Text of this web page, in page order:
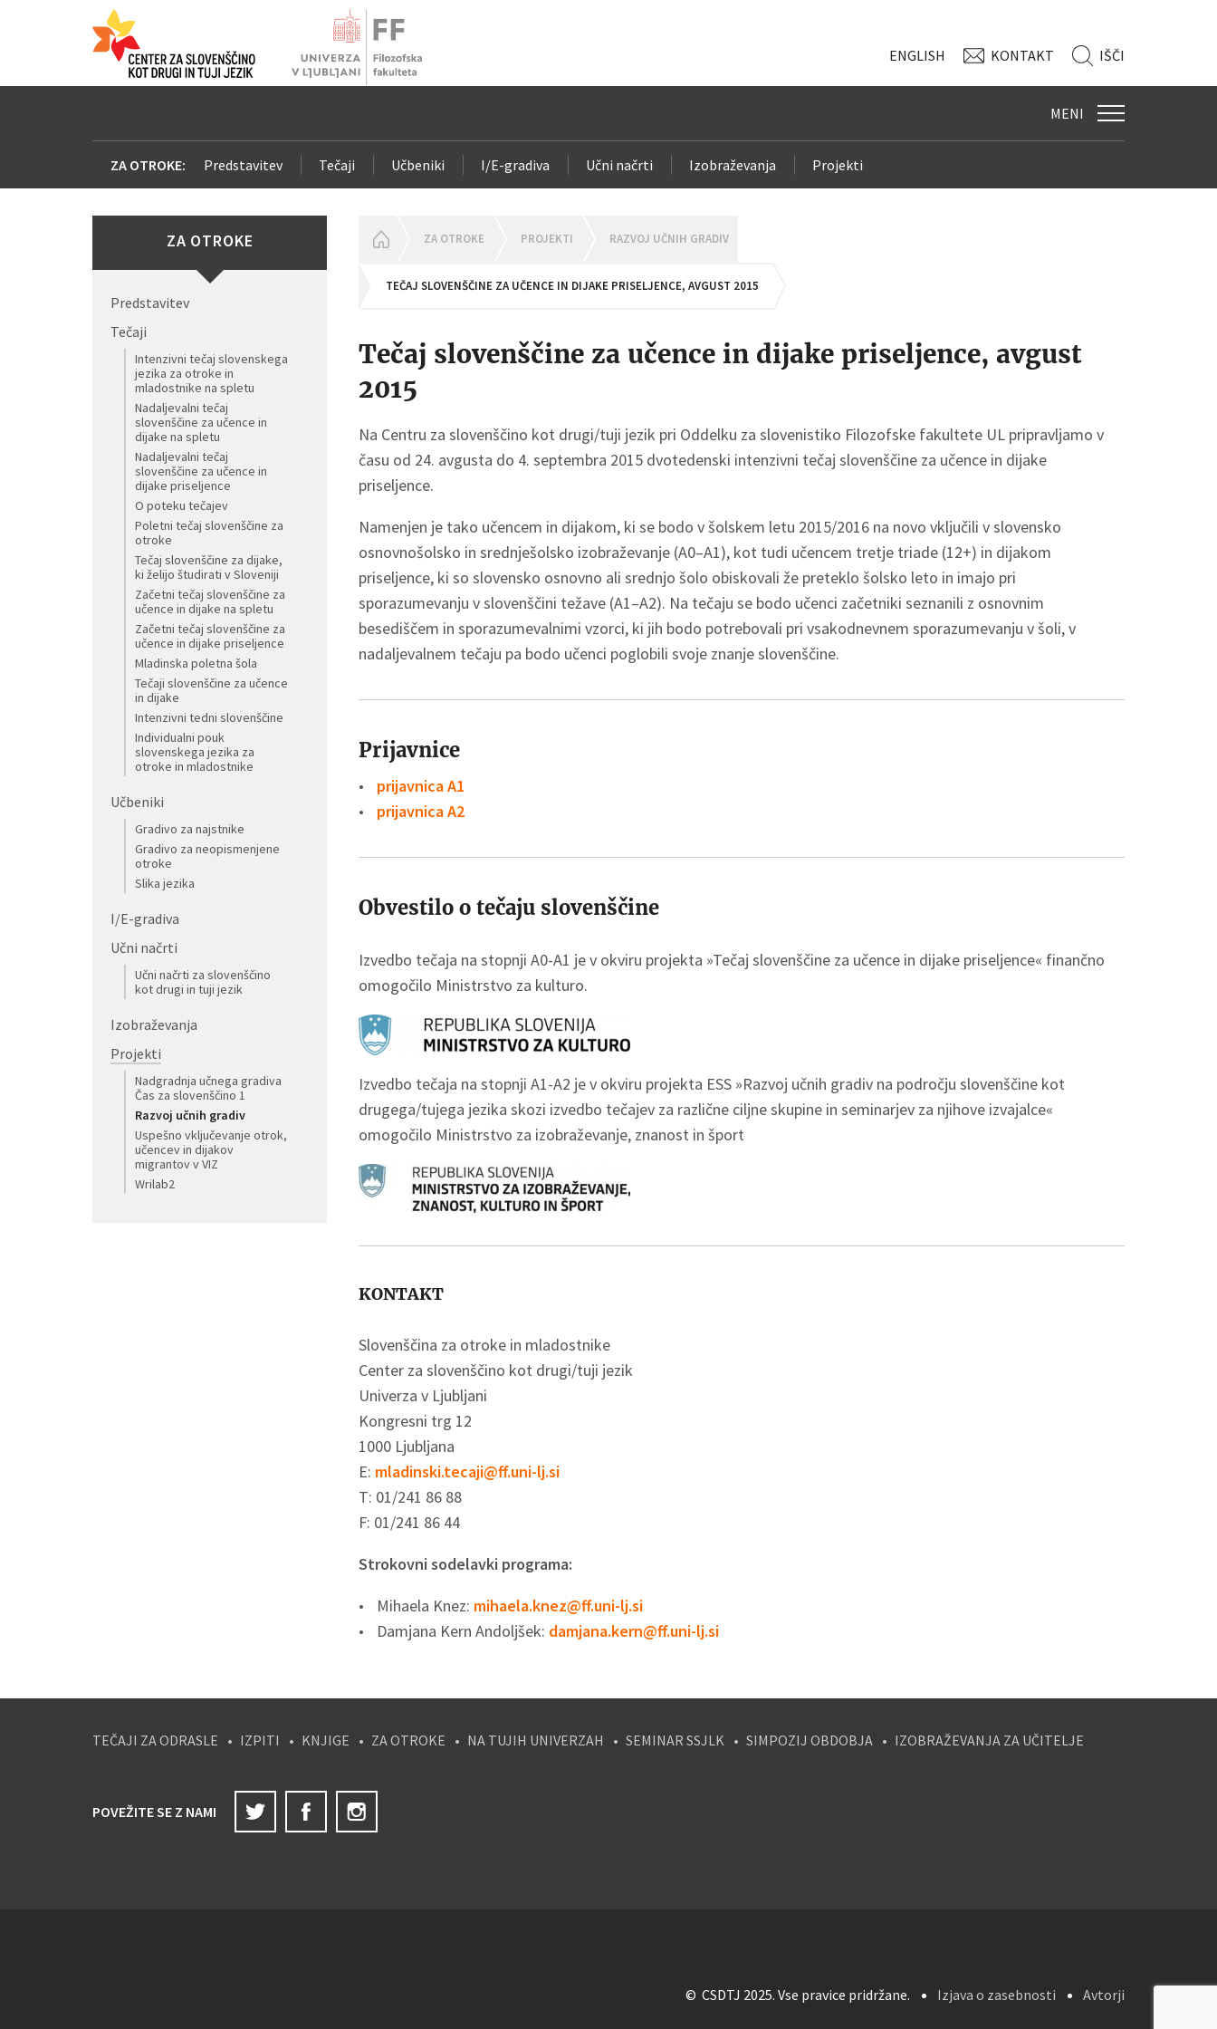
ENGLISH KONTAKT IŠČI
MENI
ZA OTROKE: Predstavitev Tečaji Učbeniki I/E-gradiva Učni načrti Izobraževanja Projekti
ZA OTROKE
Predstavitev
Tečaji
Intenzivni tečaj slovenskega
jezika za otroke in
mladostnike na spletu
Nadaljevalni tečaj
slovenščine za učence in
dijake na spletu
Nadaljevalni tečaj
slovenščine za učence in
dijake priseljence
O poteku tečajev
Poletni tečaj slovenščine za
otroke
Tečaj slovenščine za dijake,
ki želijo študirati v Sloveniji
Začetni tečaj slovenščine za
učence in dijake na spletu
Začetni tečaj slovenščine za
učence in dijake priseljence
Mladinska poletna šola
Tečaji slovenščine za učence
in dijake
Intenzivni tedni slovenščine
Individualni pouk
slovenskega jezika za
otroke in mladostnike
Učbeniki
Gradivo za najstnike
Gradivo za neopismenjene
otroke
Slika jezika
I/E-gradiva
Učni načrti
Učni načrti za slovenščino
kot drugi in tuji jezik
Izobraževanja
Projekti
Nadgradnja učnega gradiva
Čas za slovenščino 1
Razvoj učnih gradiv
Uspešno vključevanje otrok,
učencev in dijakov
migrantov v VIZ
Wrilab2
HOMEPAGE
ZA OTROKE PROJEKTI RAZVOJ UČNIH GRADIV
TEČAJ SLOVENŠČINE ZA UČENCE IN DIJAKE PRISELJENCE, AVGUST 2015
Tečaj slovenščine za učence in dijake priseljence, avgust
2015
Na Centru za slovenščino kot drugi/tuji jezik pri Oddelku za slovenistiko Filozofske fakultete UL pripravljamo v
času od 24. avgusta do 4. septembra 2015 dvotedenski intenzivni tečaj slovenščine za učence in dijake
priseljence.
Namenjen je tako učencem in dijakom, ki se bodo v šolskem letu 2015/2016 na novo vključili v slovensko
osnovnošolsko in srednješolsko izobraževanje (A0–A1), kot tudi učencem tretje triade (12+) in dijakom
priseljence, ki so slovensko osnovno ali srednjo šolo obiskovali že preteklo šolsko leto in imajo pri
sporazumevanju v slovenščini težave (A1–A2). Na tečaju se bodo učenci začetniki seznanili z osnovnim
besediščem in sporazumevalnimi vzorci, ki jih bodo potrebovali pri vsakodnevnem sporazumevanju v šoli, v
nadaljevalnem tečaju pa bodo učenci poglobili svoje znanje slovenščine.
Prijavnice
prijavnica A1
prijavnica A2
Obvestilo o tečaju slovenščine
Izvedbo tečaja na stopnji A0-A1 je v okviru projekta »Tečaj slovenščine za učence in dijake priseljence« finančno
omogočilo Ministrstvo za kulturo.
Izvedbo tečaja na stopnji A1-A2 je v okviru projekta ESS »Razvoj učnih gradiv na področju slovenščine kot
drugega/tujega jezika skozi izvedbo tečajev za različne ciljne skupine in seminarjev za njihove izvajalce«
omogočilo Ministrstvo za izobraževanje, znanost in šport
KONTAKT
Slovenščina za otroke in mladostnike
Center za slovenščino kot drugi/tuji jezik
Univerza v Ljubljani
Kongresni trg 12
1000 Ljubljana
E: mladinski.tecaji@ff.uni-lj.si
T: 01/241 86 88
F: 01/241 86 44
Strokovni sodelavki programa:
Mihaela Knez: mihaela.knez@ff.uni-lj.si
Damjana Kern Andoljšek: damjana.kern@ff.uni-lj.si
TEČAJI ZA ODRASLE IZPITI KNJIGE ZA OTROKE NA TUJIH UNIVERZAH SEMINAR SSJLK SIMPOZIJ OBDOBJA IZOBRAŽEVANJA ZA UČITELJE
POVEŽITE SE Z NAMI
Twitter Facebook
© CSDTJ 2025. Vse pravice pridržane. Izjava o zasebnosti Avtorji